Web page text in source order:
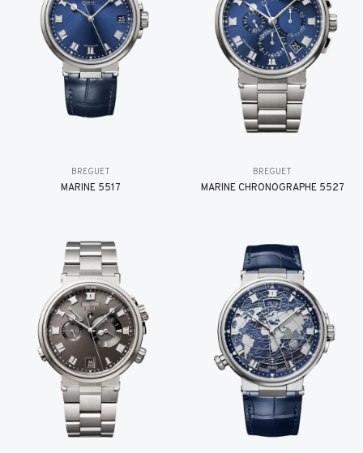
BREGUET
MARINE 5517
BREGUET
MARINE CHRONOGRAPHE 5527